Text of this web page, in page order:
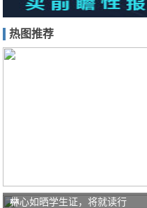
热图推荐
中
林心如晒学生证，将就读行